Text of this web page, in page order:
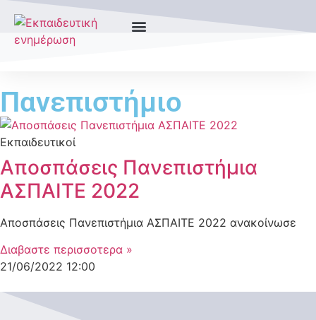
Πανεπιστήμιο
Εκπαιδευτικοί
Αποσπάσεις Πανεπιστήμια
ΑΣΠΑΙΤΕ 2022
Αποσπάσεις Πανεπιστήμια ΑΣΠΑΙΤΕ 2022 ανακοίνωσε
Διαβαστε περισσοτερα »
21/06/2022 12:00